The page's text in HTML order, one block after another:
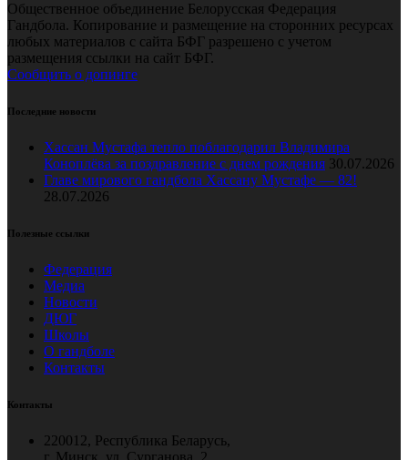
Общественное объединение Белорусская Федерация
Гандбола. Копирование и размещение на сторонних ресурсах
любых материалов с сайта БФГ разрешено с учетом
размещения ссылки на сайт БФГ.
Сообщить о допинге
Последние новости
Хассан Мустафа тепло поблагодарил Владимира
Коноплёва за поздравление с днем рождения 30.07.2026
Главе мирового гандбола Хассану Мустафе — 82!
28.07.2026
Полезные ссылки
Федерация
Медиа
Новости
ДЮГ
Школы
О гандболе
Контакты
Контакты
220012, Республика Беларусь,